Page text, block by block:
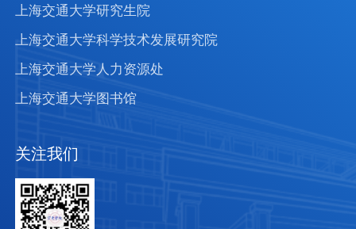
上海交通大学研究生院
上海交通大学科学技术发展研究院
上海交通大学人力资源处
上海交通大学图书馆
关注我们